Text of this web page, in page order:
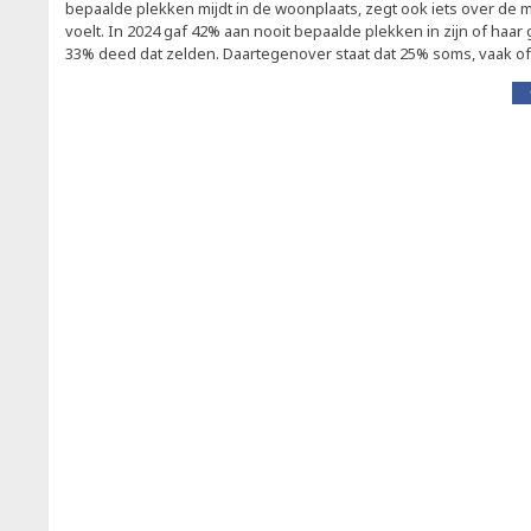
bepaalde plekken mijdt in de woonplaats, zegt ook iets over de
voelt. In 2024 gaf 42% aan nooit bepaalde plekken in zijn of
33% deed dat zelden. Daartegenover staat dat 25% soms, vaak